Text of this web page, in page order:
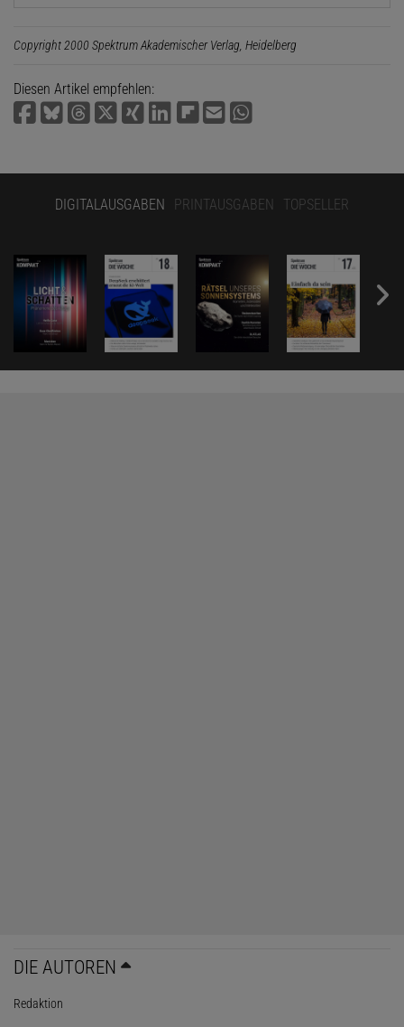
Copyright 2000 Spektrum Akademischer Verlag, Heidelberg
Diesen Artikel empfehlen:
DIGITALAUSGABEN PRINTAUSGABEN TOPSELLER
DIE AUTOREN
Redaktion